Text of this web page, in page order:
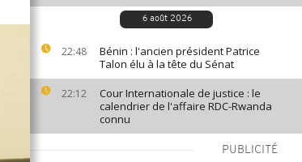
6 août 2026
22:48
Bénin : l'ancien président Patrice
Talon élu à la tête du Sénat
22:12
Cour Internationale de justice : le
calendrier de l'affaire RDC-Rwanda
connu
PUBLICITÉ